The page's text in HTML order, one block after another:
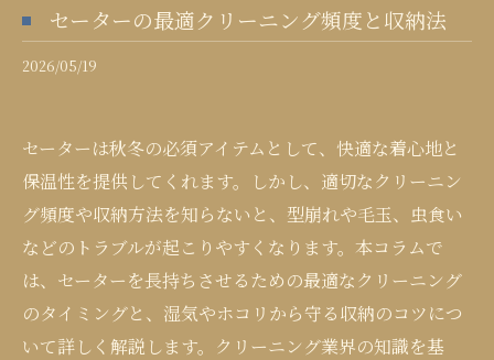
セーターの最適クリーニング頻度と収納法
2026/05/19
セーターは秋冬の必須アイテムとして、快適な着心地と
保温性を提供してくれます。しかし、適切なクリーニン
グ頻度や収納方法を知らないと、型崩れや毛玉、虫食い
などのトラブルが起こりやすくなります。本コラムで
は、セーターを長持ちさせるための最適なクリーニング
のタイミングと、湿気やホコリから守る収納のコツにつ
いて詳しく解説します。クリーニング業界の知識を基